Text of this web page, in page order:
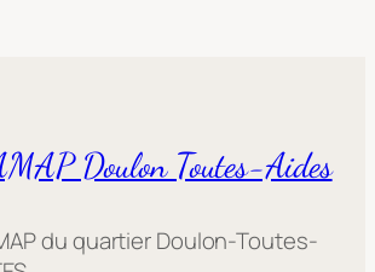
Doulon Toutes-Aides
du quartier Doulon-Toutes-